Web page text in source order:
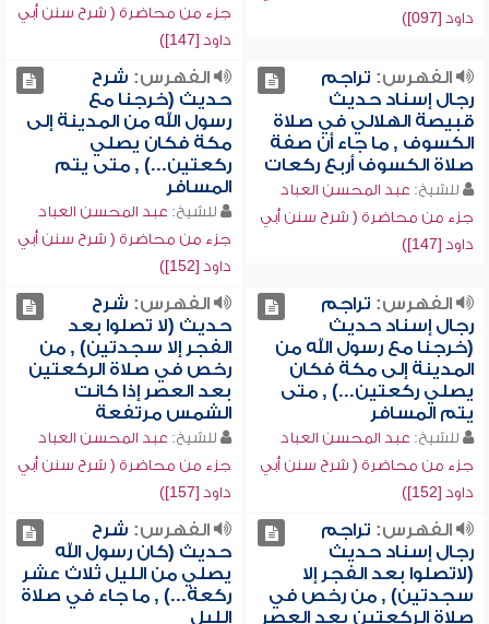
داود [097])
جزء من محاضرة ( شرح سنن أبي
داود [147])
الفهرس: تراجم
رجال إسناد حديث
قبيصة الهلالي في صلاة
الكسوف , ما جاء أن صفة
صلاة الكسوف أربع ركعات
للشيخ: عبد المحسن العباد
جزء من محاضرة ( شرح سنن أبي
داود [147])
الفهرس: شرح
حديث (خرجنا مع
رسول الله من المدينة إلى
مكة فكان يصلي
ركعتين...) , متى يتم
المسافر
للشيخ: عبد المحسن العباد
جزء من محاضرة ( شرح سنن أبي
داود [152])
الفهرس: تراجم
رجال إسناد حديث
(خرجنا مع رسول الله من
المدينة إلى مكة فكان
يصلي ركعتين...) , متى
يتم المسافر
للشيخ: عبد المحسن العباد
جزء من محاضرة ( شرح سنن أبي
داود [152])
الفهرس: شرح
حديث (لا تصلوا بعد
الفجر إلا سجدتين) , من
رخص في صلاة الركعتين
بعد العصر إذا كانت
الشمس مرتفعة
للشيخ: عبد المحسن العباد
جزء من محاضرة ( شرح سنن أبي
داود [157])
الفهرس: تراجم
رجال إسناد حديث
(لاتصلوا بعد الفجر إلا
سجدتين) , من رخص في
صلاة الركعتين بعد العصر
الفهرس: شرح
حديث (كان رسول الله
يصلي من الليل ثلاث عشر
ركعة...) , ما جاء في صلاة
الليل